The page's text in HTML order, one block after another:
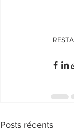
Posts récents